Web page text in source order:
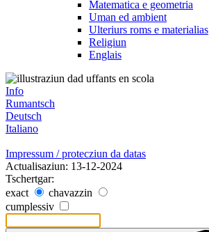
Matematica e geometria
Uman ed ambient
Ulteriurs roms e materialias
Religiun
Englais
Info
Rumantsch
Deutsch
Italiano
Impressum / protecziun da datas
Actualisaziun: 13-12-2024
Tschertgar:
exact
chavazzin
cumplessiv